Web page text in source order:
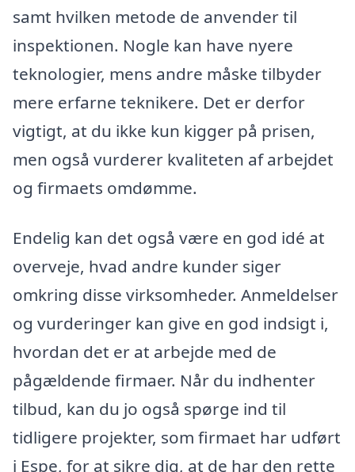
samt hvilken metode de anvender til
inspektionen. Nogle kan have nyere
teknologier, mens andre måske tilbyder
mere erfarne teknikere. Det er derfor
vigtigt, at du ikke kun kigger på prisen,
men også vurderer kvaliteten af arbejdet
og firmaets omdømme.
Endelig kan det også være en god idé at
overveje, hvad andre kunder siger
omkring disse virksomheder. Anmeldelser
og vurderinger kan give en god indsigt i,
hvordan det er at arbejde med de
pågældende firmaer. Når du indhenter
tilbud, kan du jo også spørge ind til
tidligere projekter, som firmaet har udført
i Espe, for at sikre dig, at de har den rette